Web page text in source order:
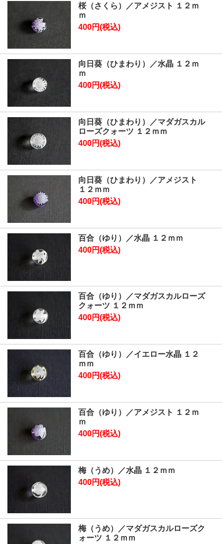
桜（さくら）／アメジスト １２ｍ
ｍ
400円(税込)
向日葵（ひまわり）／水晶 １２ｍ
ｍ
400円(税込)
向日葵（ひまわり）／マダガスカル
ローズクォーツ １２ｍｍ
400円(税込)
向日葵（ひまわり）／アメジスト
１２ｍｍ
400円(税込)
百合（ゆり）／水晶 １２ｍｍ
400円(税込)
百合（ゆり）／マダガスカルローズ
クォーツ １２ｍｍ
400円(税込)
百合（ゆり）／イエロー水晶 １２
ｍｍ
400円(税込)
百合（ゆり）／アメジスト １２ｍ
ｍ
400円(税込)
梅（うめ）／水晶 １２ｍｍ
400円(税込)
梅（うめ）／マダガスカルローズク
ォーツ １２ｍｍ